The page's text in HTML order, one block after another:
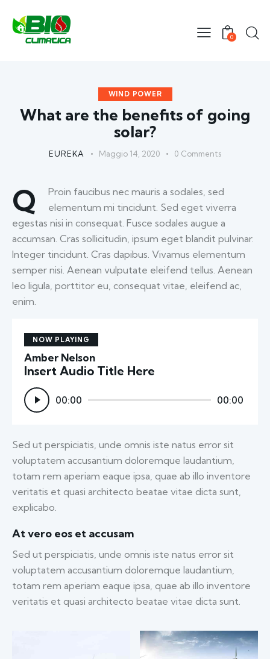
0
WIND POWER
What are the benefits of going
solar?
EUREKA Maggio 14, 2020 0 Comments
Q
Proin faucibus nec mauris a sodales, sed
elementum mi tincidunt. Sed eget viverra
egestas nisi in consequat. Fusce sodales augue a
accumsan. Cras sollicitudin, ipsum eget blandit pulvinar.
Integer tincidunt. Cras dapibus. Vivamus elementum
semper nisi. Aenean vulputate eleifend tellus. Aenean
leo ligula, porttitor eu, consequat vitae, eleifend ac,
enim.
NOW PLAYING
Amber Nelson
Insert Audio Title Here
Audio
Player
00:00 00:00
Sed ut perspiciatis, unde omnis iste natus error sit
voluptatem accusantium doloremque laudantium,
totam rem aperiam eaque ipsa, quae ab illo inventore
veritatis et quasi architecto beatae vitae dicta sunt,
explicabo.
At vero eos et accusam
Sed ut perspiciatis, unde omnis iste natus error sit
voluptatem accusantium doloremque laudantium,
totam rem aperiam eaque ipsa, quae ab illo inventore
veritatis et quasi architecto beatae vitae dicta sunt.